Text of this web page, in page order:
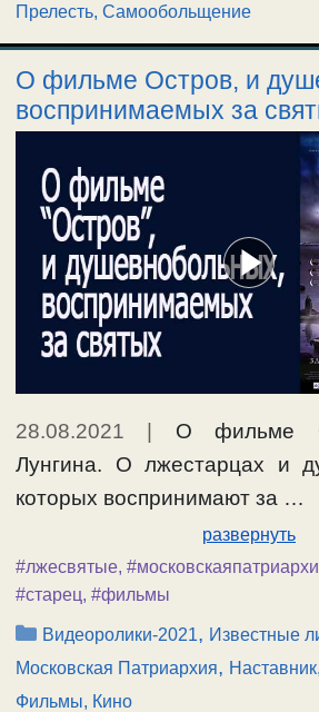
Прелесть, Самообольщение
О фильме Остров, и
воспринимаемых за
28.08.2021
О фильме
Лунгина. О лжестарцах и
которых воспринимают за …
развернуть
#лжесвятые,
#старец, #фильмы
Рубрики
Видеоролики-2021, Известные
Московская Патриархия,
Фильмы, Кино